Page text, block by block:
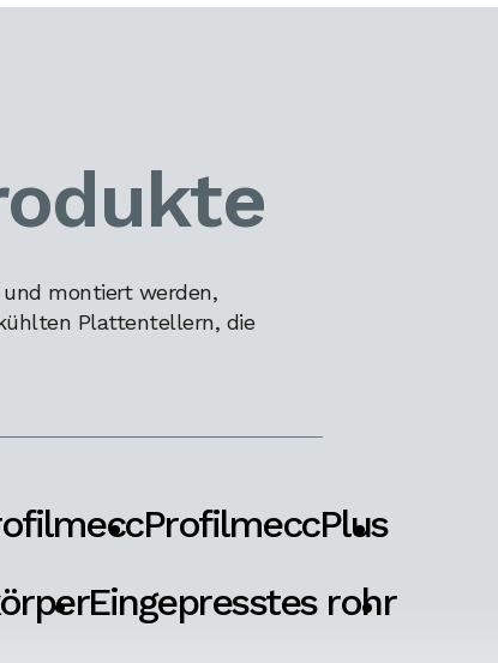
montiert werden,
Plattentellern, die
ProfilmeccPlus
Eingepresstes rohr